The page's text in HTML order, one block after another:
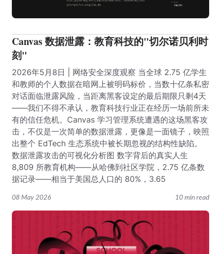
08 May 2026 10 min read
Canvas 数据泄露：教育科技的"切尔诺贝利时
刻"
2026年5月8日 | 网络安全深度观察 当全球 2.75 亿学生
和教师的个人数据在暗网上被明码标价，当数十亿条私密
对话面临泄露风险，当距离黑客设定的最后期限只剩4天
——我们不得不承认，教育科技行业正在经历一场前所未
有的信任危机。Canvas 学习管理系统遭遇的这场黑客攻
击，不仅是一次简单的数据泄露，更像是一面镜子，映照
出整个 EdTech 生态系统中被长期忽视的结构性缺陷。
数据泄露攻击的可视化分析图 数字背后的真实人生
8,809 所教育机构——从哈佛到社区学院，2.75 亿条数
据记录——相当于美国总人口的 80%，3.65